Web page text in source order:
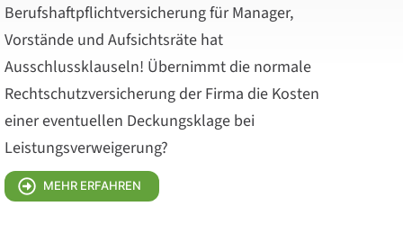
Berufshaftpflichtversicherung für Manager,
Vorstände und Aufsichtsräte hat
Ausschlussklauseln! Übernimmt die normale
Rechtschutzversicherung der Firma die Kosten
einer eventuellen Deckungsklage bei
Leistungsverweigerung?
MEHR ERFAHREN